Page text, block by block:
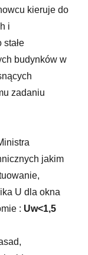
kieruje do
i
budynków w
zadaniu
jakim
U dla okna
: Uw<1,5